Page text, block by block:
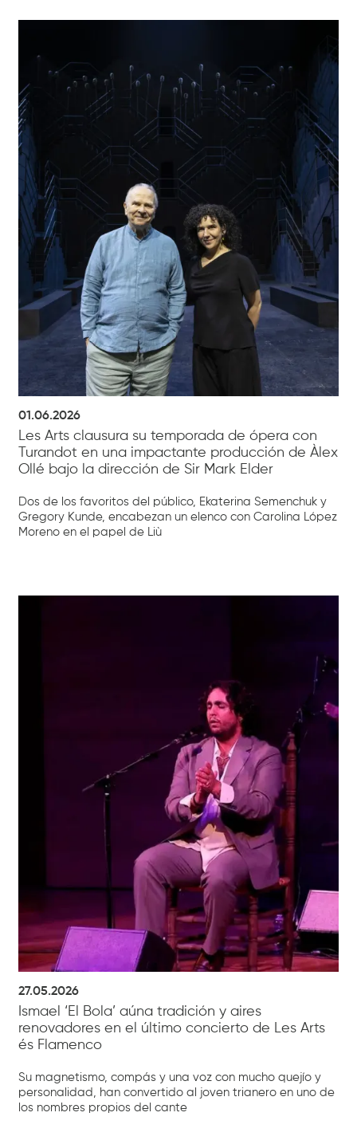
01.06.2026
Les Arts clausura su temporada de ópera con
Turandot en una impactante producción de Àlex
Ollé bajo la dirección de Sir Mark Elder
Dos de los favoritos del público, Ekaterina Semenchuk y
Gregory Kunde, encabezan un elenco con Carolina López
Moreno en el papel de Liù
27.05.2026
Ismael ‘El Bola’ aúna tradición y aires
renovadores en el último concierto de Les Arts
és Flamenco
Su magnetismo, compás y una voz con mucho quejío y
personalidad, han convertido al joven trianero en uno de
los nombres propios del cante